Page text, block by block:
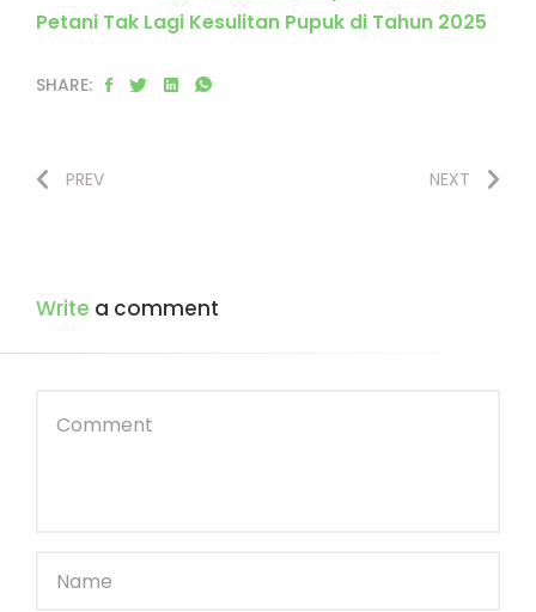
Petani Tak Lagi Kesulitan Pupuk di Tahun 2025
SHARE:
PREV NEXT
Write a comment